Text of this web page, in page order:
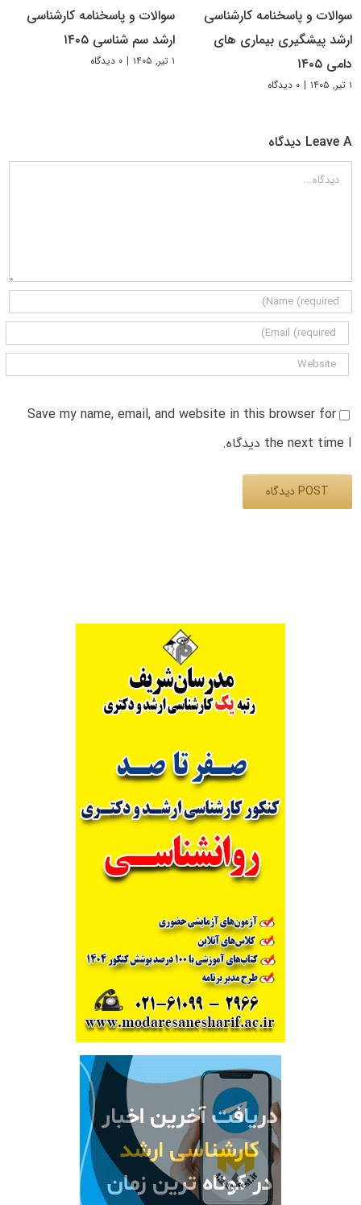
سوالات و پاسخنامه کارشناسی
ارشد پیشگیری بیماری های
دامی ۱۴۰۵
۱ تیر, ۱۴۰۵ | ۰ دیدگاه
سوالات و پاسخنامه کارشناسی
ارشد سم شناسی ۱۴۰۵
۱ تیر, ۱۴۰۵ | ۰ دیدگاه
Leave A دیدگاه
دیدگاه
Save my name, email, and website in this browser for
the next time I دیدگاه.